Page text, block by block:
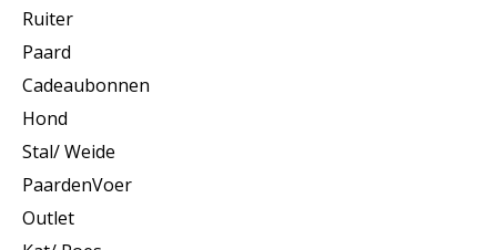
Ruiter
Paard
Cadeaubonnen
Hond
Stal/ Weide
PaardenVoer
Outlet